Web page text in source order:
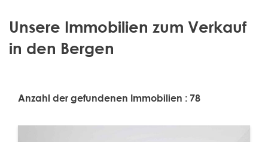
Unsere Immobilien zum Verkauf
in den Bergen
Anzahl der gefundenen Immobilien : 78